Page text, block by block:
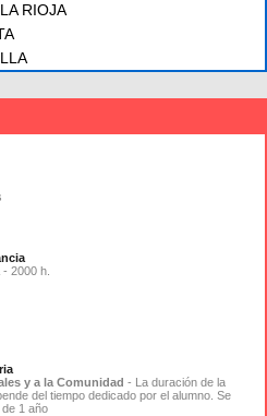
RIOJA
- 2000 h.
y a la Comunidad - La duración de la
del tiempo dedicado por el alumno. Se
1 año